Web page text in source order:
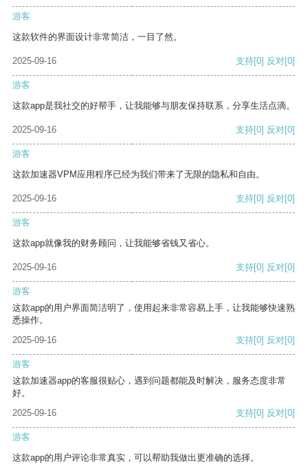
游客
这款软件的界面设计非常简洁，一目了然。
2025-09-16 支持[0] 反对[0]
游客
这款app是我社交的好帮手，让我能够与朋友保持联系，分享生活点滴。
2025-09-16 支持[0] 反对[0]
游客
这款加速器VPM应用程序已经为我们带来了无限的隐私和自由。
2025-09-16 支持[0] 反对[0]
游客
这款app就像我的财务顾问，让我能够省钱又省心。
2025-09-16 支持[0] 反对[0]
游客
这款app的用户界面简洁明了，使用起来非常容易上手，让我能够快速熟
悉操作。
2025-09-16
支持[0] 反对[0]
游客
这款加速器app的客服很贴心，遇到问题都能及时解决，服务态度非常
好。
2025-09-16
支持[0] 反对[0]
游客
这款app的用户评论非常真实，可以帮助我做出更准确的选择。